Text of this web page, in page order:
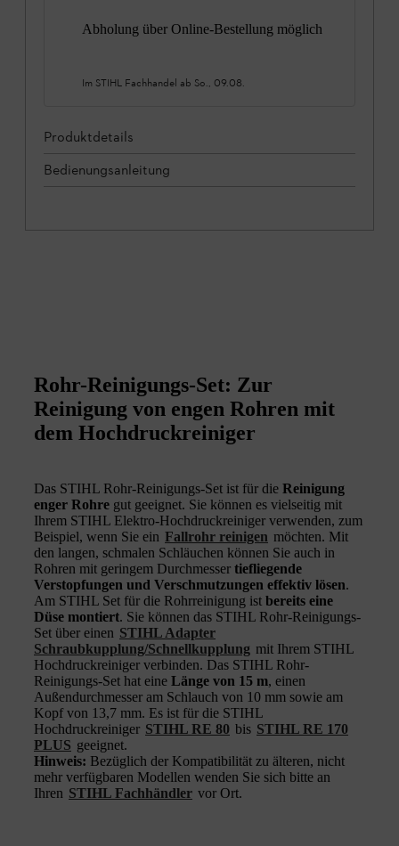
Abholung über Online-Bestellung möglich
Im STIHL Fachhandel ab So., 09.08.
Produktdetails
Bedienungsanleitung
Rohr-Reinigungs-Set: Zur
Reinigung von engen Rohren mit
dem Hochdruckreiniger
Das STIHL Rohr-Reinigungs-Set ist für die Reinigung
enger Rohre gut geeignet. Sie können es vielseitig mit
Ihrem STIHL Elektro-Hochdruckreiniger verwenden, zum
Beispiel, wenn Sie ein Fallrohr reinigen möchten. Mit
den langen, schmalen Schläuchen können Sie auch in
Rohren mit geringem Durchmesser tiefliegende
Verstopfungen und Verschmutzungen effektiv lösen.
Am STIHL Set für die Rohrreinigung ist bereits eine
Düse montiert. Sie können das STIHL Rohr-Reinigungs-
Set über einen STIHL Adapter
Schraubkupplung/Schnellkupplung mit Ihrem STIHL
Hochdruckreiniger verbinden. Das STIHL Rohr-
Reinigungs-Set hat eine Länge von 15 m, einen
Außendurchmesser am Schlauch von 10 mm sowie am
Kopf von 13,7 mm. Es ist für die STIHL
Hochdruckreiniger STIHL RE 80 bis STIHL RE 170
PLUS geeignet.
Hinweis: Bezüglich der Kompatibilität zu älteren, nicht
mehr verfügbaren Modellen wenden Sie sich bitte an
Ihren STIHL Fachhändler vor Ort.